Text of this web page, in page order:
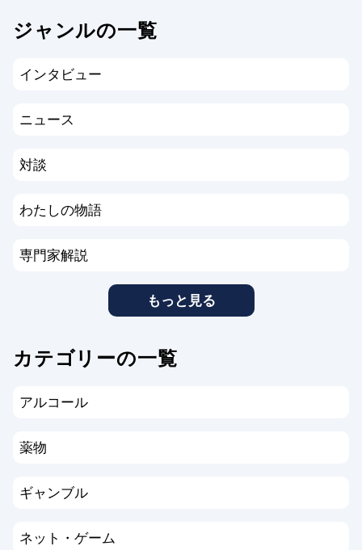
ジャンルの一覧
インタビュー
ニュース
対談
わたしの物語
専門家解説
もっと見る
カテゴリーの一覧
アルコール
薬物
ギャンブル
ネット・ゲーム